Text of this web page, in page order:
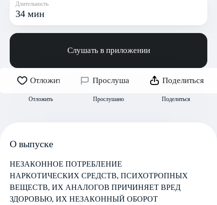
Длительность
34 мин
Слушать в приложении
Отложить
Отложить
Прослушано
Прослушано
Поделиться
Поделиться
О выпуске
НЕЗАКОННОЕ ПОТРЕБЛЕНИЕ
НАРКОТИЧЕСКИХ СРЕДСТВ, ПСИХОТРОПНЫХ
ВЕЩЕСТВ, ИХ АНАЛОГОВ ПРИЧИНЯЕТ ВРЕД
ЗДОРОВЬЮ, ИХ НЕЗАКОННЫЙ ОБОРОТ